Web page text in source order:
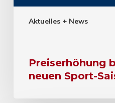
Aktuelles + News
Preiserhöhung
neuen Sport-